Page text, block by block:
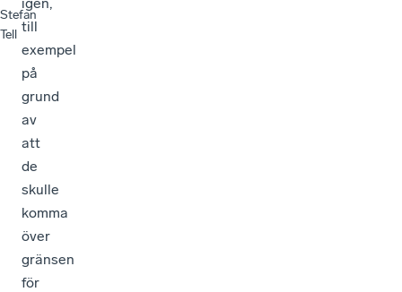
Stefan
Tell till
exempel
på
grund
av
att
de
skulle
komma
över
gränsen
för